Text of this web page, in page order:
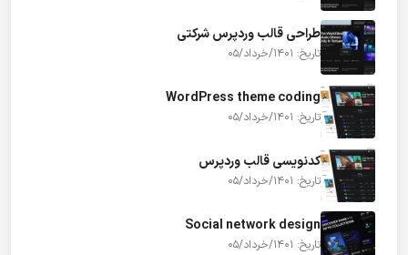
طراحی قالب وردپرس شرکتی
تاریخ: 1401/خرداد/05
WordPress theme coding
تاریخ: 1401/خرداد/05
کدنویسی قالب وردپرس
تاریخ: 1401/خرداد/05
Social network design
تاریخ: 1401/خرداد/05